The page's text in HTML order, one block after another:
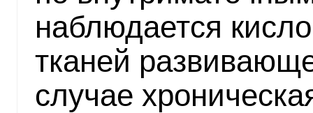
наблюдается
тканей
случае